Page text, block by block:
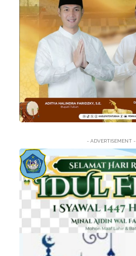
- ADVERTISEMENT -